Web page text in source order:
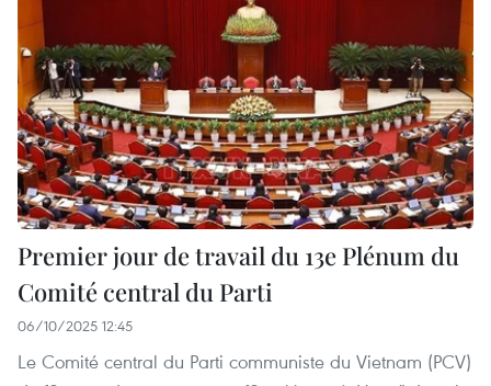
Premier jour de travail du 13e Plénum du
Comité central du Parti
06/10/2025 12:45
Le Comité central du Parti communiste du Vietnam (PCV)